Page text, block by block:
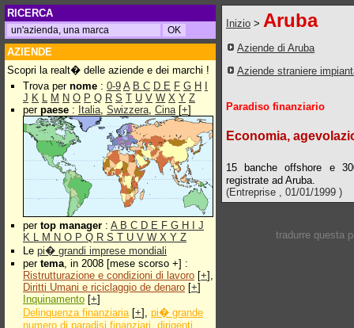
RICERCA
AZIENDE
Scopri la realt� delle aziende e dei marchi !
Trova per nome : 0-9 A B C D E F G H
J K L M N O P Q R S T U V W X Y Z
per paese : Italia, Swizzera, Cina[+]
per top manager : A B C D E F G H
J
K L M N O P Q R S T U V W X Y Z
Le pi� grandi imprese mondiali
per tema, in 2008 [mese scorso +] :
Ristrutturazione e condizioni di lavoro [+],
Diritti Umani e riciclaggio de denaro [+]
Inquinamento [+]
Delinquenza finanziaria[+], pi� grande
numero di paradisi finanziari, dirigenti
Inizio > Aruba
Aziende di Aruba
Aziende straniere
Paradiso finanziario
Economia,
15 banche offshore e
registrate ad Aruba.
(Entreprise , 01/01/1999 )
tradurre questa